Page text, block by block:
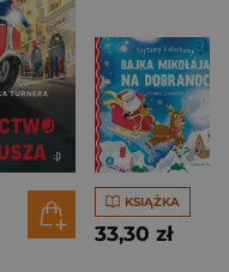
KSIĄŻKA
33,30 zł